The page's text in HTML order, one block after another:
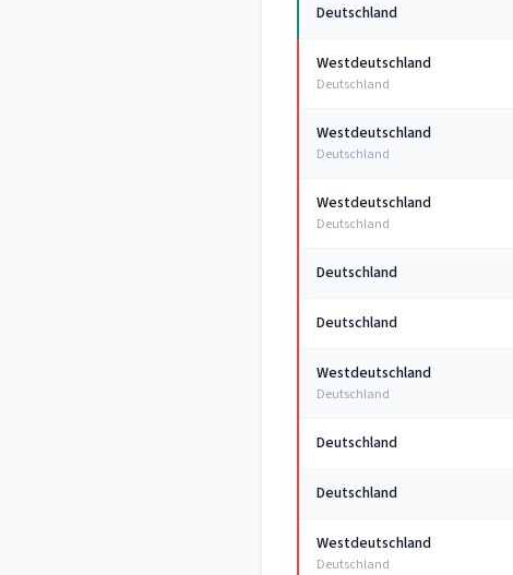
Deutschland
Westdeutschland
Deutschland
Westdeutschland
Deutschland
Westdeutschland
Deutschland
Deutschland
Deutschland
Westdeutschland
Deutschland
Deutschland
Deutschland
Westdeutschland
Deutschland